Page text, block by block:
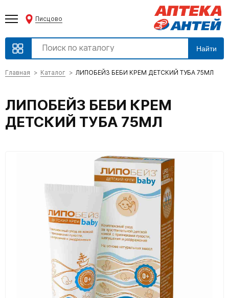
Писцово
Найти
Главная Каталог ЛИПОБЕЙЗ БЕБИ КРЕМ ДЕТСКИЙ ТУБА 75МЛ
ЛИПОБЕЙЗ БЕБИ КРЕМ
ДЕТСКИЙ ТУБА 75МЛ